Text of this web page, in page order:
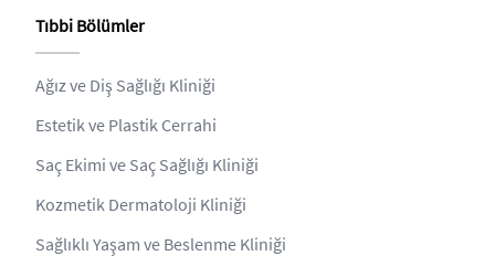
Tıbbi Bölümler
Ağız ve Diş Sağlığı Kliniği
Estetik ve Plastik Cerrahi
Saç Ekimi ve Saç Sağlığı Kliniği
Kozmetik Dermatoloji Kliniği
Sağlıklı Yaşam ve Beslenme Kliniği